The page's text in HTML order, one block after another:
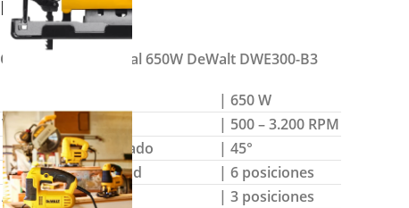
DETALLES
Caladora profesional 650W DeWalt DWE300-B3
| 650 W
Velocidad sin carga
| 500 – 3.200 RPM
Capacidad de biselado
| 45°
Control de velocidad
| 6 posiciones
Acción orbital
| 3 posiciones